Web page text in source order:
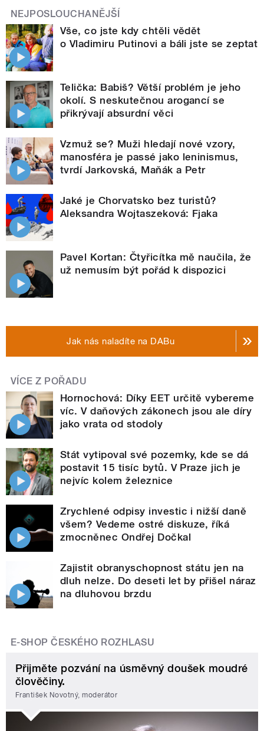
NEJPOSLOUCHANĚJŠÍ
Vše, co jste kdy chtěli vědět
o Vladimiru Putinovi a báli jste se zeptat
Telička: Babiš? Větší problém je jeho
okolí. S neskutečnou arogancí se
přikrývají absurdní věci
Vzmuž se? Muži hledají nové vzory,
manosféra je passé jako leninismus,
tvrdí Jarkovská, Maňák a Petr
Jaké je Chorvatsko bez turistů?
Aleksandra Wojtaszeková: Fjaka
Pavel Kortan: Čtyřicítka mě naučila, že
už nemusím být pořád k dispozici
Jak nás naladíte na DABu
VÍCE Z POŘADU
Hornochová: Díky EET určitě vybereme
víc. V daňových zákonech jsou ale díry
jako vrata od stodoly
Stát vytipoval své pozemky, kde se dá
postavit 15 tisíc bytů. V Praze jich je
nejvíc kolem železnice
Zrychlené odpisy investic i nižší daně
všem? Vedeme ostré diskuze, říká
zmocněnec Ondřej Dočkal
Zajistit obranyschopnost státu jen na
dluh nelze. Do deseti let by přišel náraz
na dluhovou brzdu
E-SHOP ČESKÉHO ROZHLASU
Přijměte pozvání na úsměvný doušek moudré
člověčiny.
František Novotný, moderátor